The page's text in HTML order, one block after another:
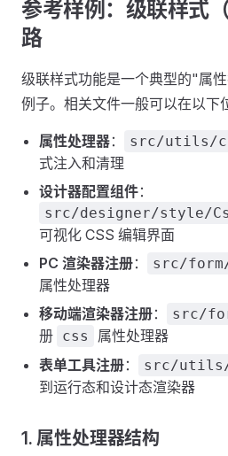
参考样例：级联样式
路
级联样式功能是一个典型的"属
例子。相关文件一般可以在以下
属性处理器： src/utils/
式注入和清理
设计器配置组件：
src/designer/style/
可视化 CSS 编辑界面
PC 渲染器注册： src/
属性处理器
移动端渲染器注册： src/
册 css
属性处理器
表单工具注册： src/
到运行态和设计态渲染器
1. 属性处理器结构